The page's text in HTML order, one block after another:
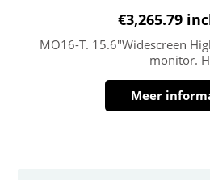
€3,265.79
MO16-T. 15.6″Widescreen
monitor.
Meer